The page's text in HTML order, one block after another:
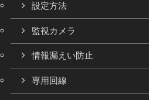
設定方法
監視カメラ
情報漏えい防止
専用回線